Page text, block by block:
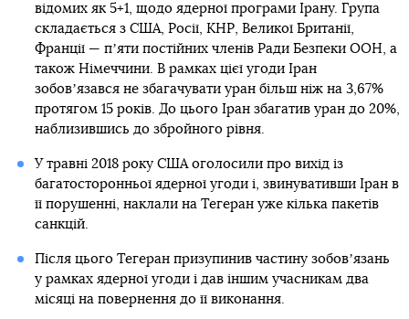
відомих як 5+1, щодо ядерної програми Ірану. Група
складається з США, Росії, КНР, Великої Британії,
Франції — пʼяти постійних членів Ради Безпеки ООН, а
також Німеччини. В рамках цієї угоди Іран
зобовʼязався не збагачувати уран більш ніж на 3,67%
протягом 15 років. До цього Іран збагатив уран до 20%,
наблизившись до збройного рівня.
У травні 2018 року США оголосили про вихід із
багатосторонньої ядерної угоди і, звинувативши Іран в
її порушенні, наклали на Тегеран уже кілька пакетів
санкцій.
Після цього Тегеран призупинив частину зобовʼязань
у рамках ядерної угоди і дав іншим учасникам два
місяці на повернення до її виконання.